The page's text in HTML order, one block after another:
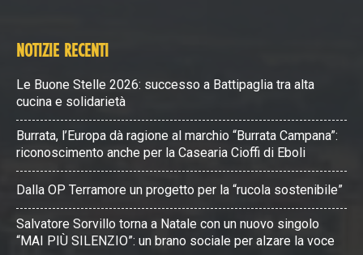
NOTIZIE RECENTI
Le Buone Stelle 2026: successo a Battipaglia tra alta
cucina e solidarietà
Burrata, l’Europa dà ragione al marchio “Burrata Campana”:
riconoscimento anche per la Casearia Cioffi di Eboli
Dalla OP Terramore un progetto per la “rucola sostenibile”
Salvatore Sorvillo torna a Natale con un nuovo singolo
“MAI PIÙ SILENZIO”: un brano sociale per alzare la voce